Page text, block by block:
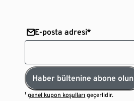
E-posta adresi*
Haber bültenine abone olun
¹genel kupon koşulları geçerlidir.